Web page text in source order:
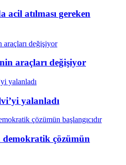
acil atılması gereken
araçları değişiyor
yalanladı
çözümün